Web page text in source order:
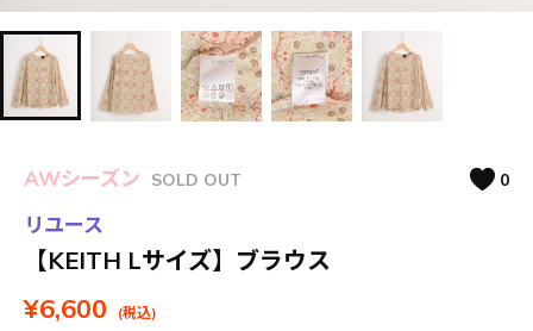
AWシーズン SOLD OUT 0
リユース
【KEITH Lサイズ】ブラウス
¥6,600 (税込)